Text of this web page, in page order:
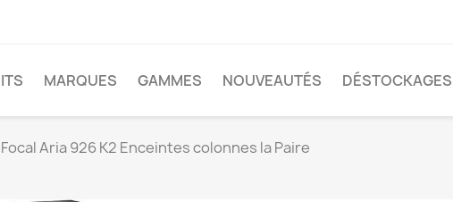
MARQUES GAMMES NOUVEAUTÉS DÉSTOCKAGES
Focal Aria 926 K2 Enceintes colonnes la Paire